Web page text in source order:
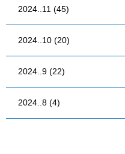
2024..11 (45)
2024..10 (20)
2024..9 (22)
2024..8 (4)